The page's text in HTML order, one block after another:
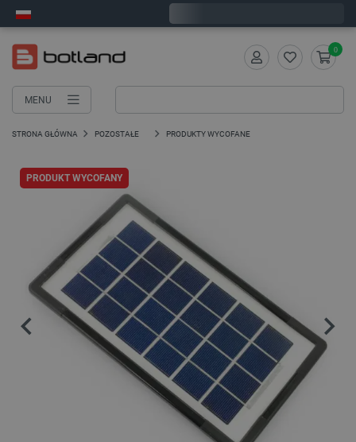
MENU
0
STRONA GŁÓWNA POZOSTAŁE PRODUKTY WYCOFANE
PRODUKT WYCOFANY